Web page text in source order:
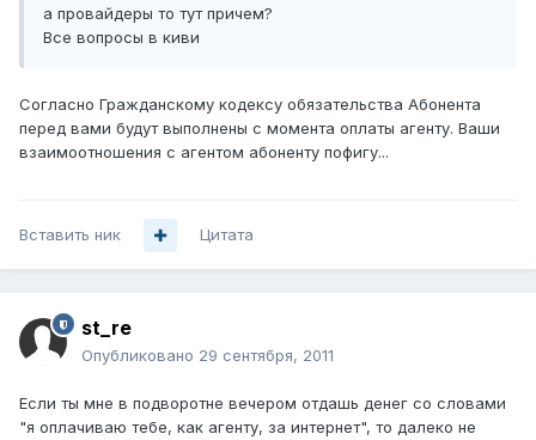
а провайдеры то тут причем?
Все вопросы в киви
Согласно Гражданскому кодексу обязательства Абонента
перед вами будут выполнены с момента оплаты агенту. Ваши
взаимоотношения с агентом абоненту пофигу...
Вставить ник Цитата
st_re
Опубликовано 29 сентября, 2011
Если ты мне в подворотне вечером отдашь денег со словами
"я оплачиваю тебе, как агенту, за интернет", то далеко не